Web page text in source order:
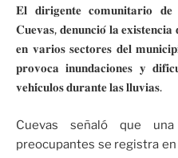
𝐄𝐥 𝐝𝐢𝐫𝐢𝐠𝐞𝐧𝐭𝐞 𝐜𝐨𝐦𝐮𝐧𝐢𝐭𝐚𝐫𝐢𝐨
𝐂𝐮𝐞𝐯𝐚𝐬, 𝐝𝐞𝐧𝐮𝐧𝐜𝐢𝐨́ 𝐥𝐚
𝐞𝐧 𝐯𝐚𝐫𝐢𝐨𝐬 𝐬𝐞𝐜𝐭𝐨𝐫𝐞𝐬 𝐝𝐞𝐥
𝐩𝐫𝐨𝐯𝐨𝐜𝐚 𝐢𝐧𝐮𝐧𝐝𝐚𝐜𝐢𝐨𝐧𝐞𝐬 𝐲
𝐯𝐞𝐡𝐢́𝐜𝐮𝐥𝐨𝐬 𝐝𝐮𝐫𝐚𝐧𝐭𝐞 𝐥𝐚𝐬 𝐥𝐥𝐮𝐯𝐢𝐚𝐬.
Cuevas señaló que
preocupantes se registra